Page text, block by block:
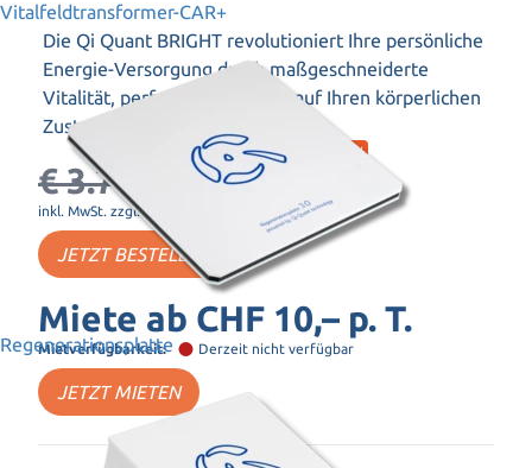
Vitalfeldtransformer-CAR+
Regenerationsplatte
Die Qi Quant BRIGHT revolutioniert Ihre persönliche
Energie-Versorgung durch maßgeschneiderte
Vitalität, perfekt abgestimmt auf Ihren körperlichen
Zustand.
€ 3.780,– € 3.480,–
AKTION
inkl. MwSt. zzgl. Versand
JETZT BESTELLEN
Miete ab CHF 10,– p. T.
Mietverfügbarkeit: Derzeit nicht verfügbar
JETZT MIETEN